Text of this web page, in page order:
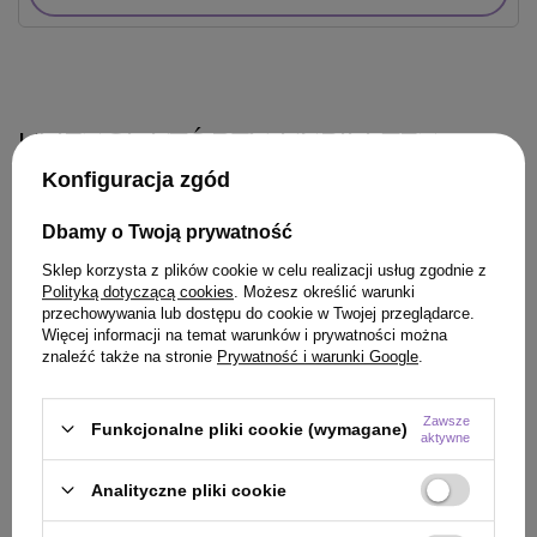
KLIENCI, KTÓRZY KUPILI TEN
PRODUKT KUPILI TAKŻE
Konfiguracja zgód
Dbamy o Twoją prywatność
Sklep korzysta z plików cookie w celu realizacji usług zgodnie z
Polityką dotyczącą cookies . Możesz określić warunki
przechowywania lub dostępu do cookie w Twojej przeglądarce.
Więcej informacji na temat warunków i prywatności można
znaleźć także na stronie Prywatność i warunki Google
Funkcjonalne pliki cookie (wymagane)
Zawsze
aktywne
Analityczne pliki cookie